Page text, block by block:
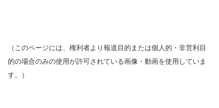
（このページには、権利者より報道目的または個人的・非営利目
的の場合のみの使用が許可されている画像・動画を使用していま
す。）